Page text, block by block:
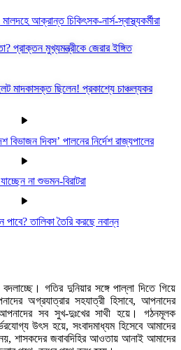
আক্রান্ত চিকিৎসক-নার্স-স্বাস্থ্যকর্মীরা
প্রাক্তন মুখ্যমন্ত্রীকে জেরার ইঙ্গিত
মাদকাসক্ত ছিলেন! প্রকাশ্যে চাঞ্চল্যকর
দিবস’ পালনের নির্দেশ রাজ্যপালের
না শুভমন-বিরাটরা
তালিকা তৈরি করছে নবান্ন
গতির দুনিয়ার সঙ্গে পাল্লা দিতে গিয়ে
অগ্রযাত্রার সহযাত্রী হিসাবে, আপনাদের
সব সুখ-দুঃখের সাথী হয়ে। গঠনমূলক
উ‍ৎস হয়ে, সংবাদমাধ্যম হিসেবে আমাদের
শাসকদের জবাবদিহির আওতায় আনাই আমাদের